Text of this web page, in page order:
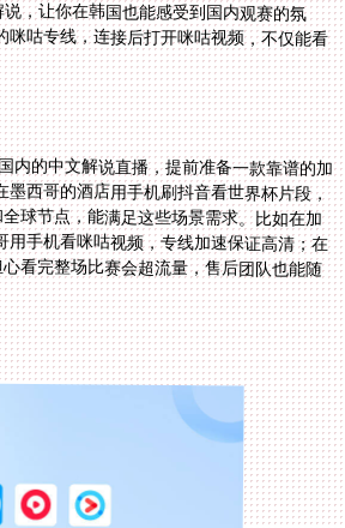
咪咕专线，连接后打开咪咕视频，不仅能看
内的中文解说直播，提前准备一款靠谱的加
西哥的酒店用手机刷抖音看世界杯片段，
球节点，能满足这些场景需求。比如在加
手机看咪咕视频，专线加速保证高清；在
流量，让你不用担心看完整场比赛会超流量，售后团队也能随